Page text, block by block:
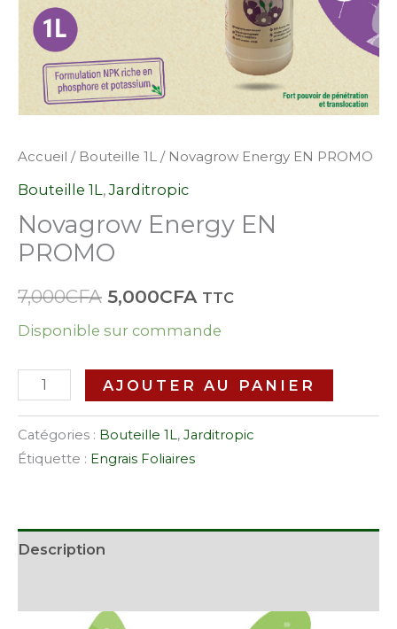
Accueil / Bouteille 1L / Novagrow Energy EN PROMO
Bouteille 1L ,Jarditropic
Novagrow Energy EN
PROMO
7,000CFA 5,000CFA TTC
Disponible sur commande
AJOUTER AU PANIER
Catégories : Bouteille 1L , Jarditropic
Étiquette : Engrais Foliaires
Description